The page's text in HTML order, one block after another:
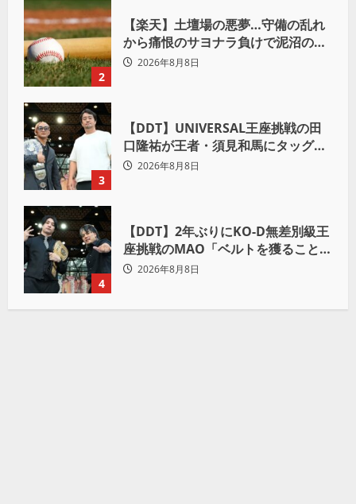
2
【楽天】土壇場の悪夢…守備の乱れ
から痛恨のサヨナラ負けで泥沼の連
敗 2026年8月8日
3
【DDT】UNIVERSAL王座挑戦の田
口隆祐が王者・須見和馬にタッグ結
成ラブコール！「この試合が終わっ
2026年8月8日
4
【DDT】2年ぶりにKO-D無差別級王
座挑戦のMAO「ベルトを獲ること
で、上野勇希とMAOで一時代あった
2026年8月8日